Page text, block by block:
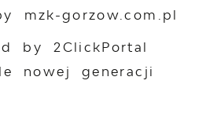
mzk-gorzow.com.pl
by2ClickPortal
nowej generacji